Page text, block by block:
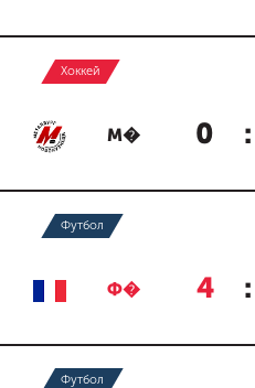
Хоккей
М� 0 :
Футбол
Ф� 4 :
Футбол